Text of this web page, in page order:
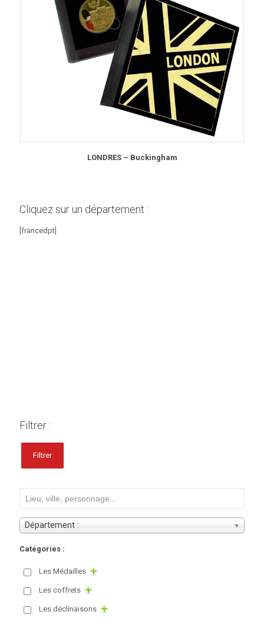
LONDRES – Buckingham
Cliquez sur un département :
[francedpt]
Filtrer :
Filtrer
Département :
Catégories :
Les Médailles
Les coffrets
Les déclinaisons